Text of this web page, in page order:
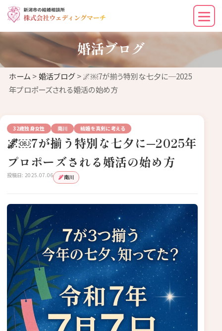
婚活ブログ
ホーム >婚活ブログ> 🌌￼7が揃う特別な七夕に─2025
年プロポーズされる婚活の始め方
32歳独身女性 南川 結婚を真剣に考える
🌌￼7が揃う特別な七夕に─2025年
プロポーズされる婚活の始め方
投稿日: 2025.07.06 南川